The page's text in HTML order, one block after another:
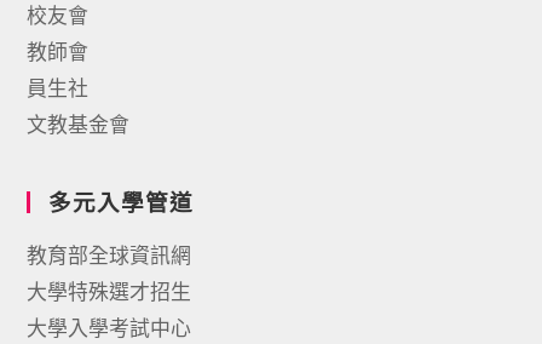
校友會
教師會
員生社
文教基金會
多元入學管道
教育部全球資訊網
大學特殊選才招生
大學入學考試中心